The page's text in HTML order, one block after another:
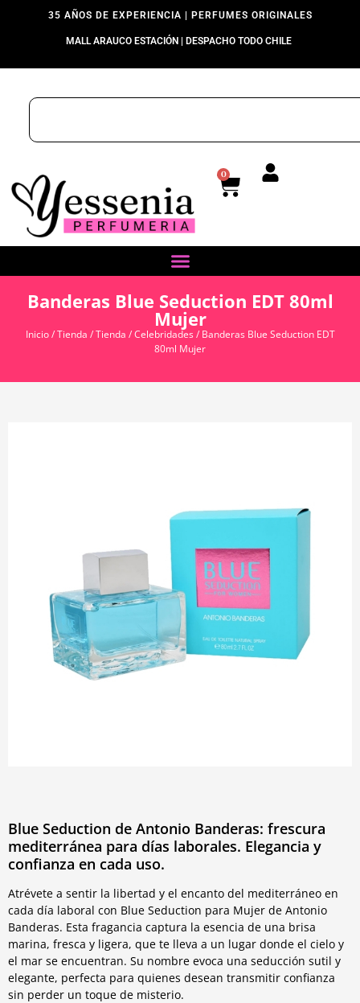
35 AÑOS DE EXPERIENCIA | PERFUMES ORIGINALES
MALL ARAUCO ESTACIÓN | DESPACHO TODO CHILE
0
Banderas Blue Seduction EDT 80ml
Mujer
Inicio/Tienda /Tienda /Celebridades/ Banderas Blue Seduction EDT
80ml Mujer
Blue Seduction de Antonio Banderas: frescura
mediterránea para días laborales. Elegancia y
confianza en cada uso.
Atrévete a sentir la libertad y el encanto del mediterráneo en
cada día laboral con Blue Seduction para Mujer de Antonio
Banderas. Esta fragancia captura la esencia de una brisa
marina, fresca y ligera, que te lleva a un lugar donde el cielo y
el mar se encuentran. Su nombre evoca una seducción sutil y
elegante, perfecta para quienes desean transmitir confianza
sin perder un toque de misterio.